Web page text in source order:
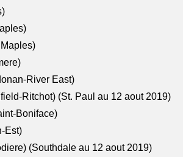
River East)
Ritchot) (St. Paul au 12 aout 2019)
Boniface)
Est)
(Southdale au 12 aout 2019)